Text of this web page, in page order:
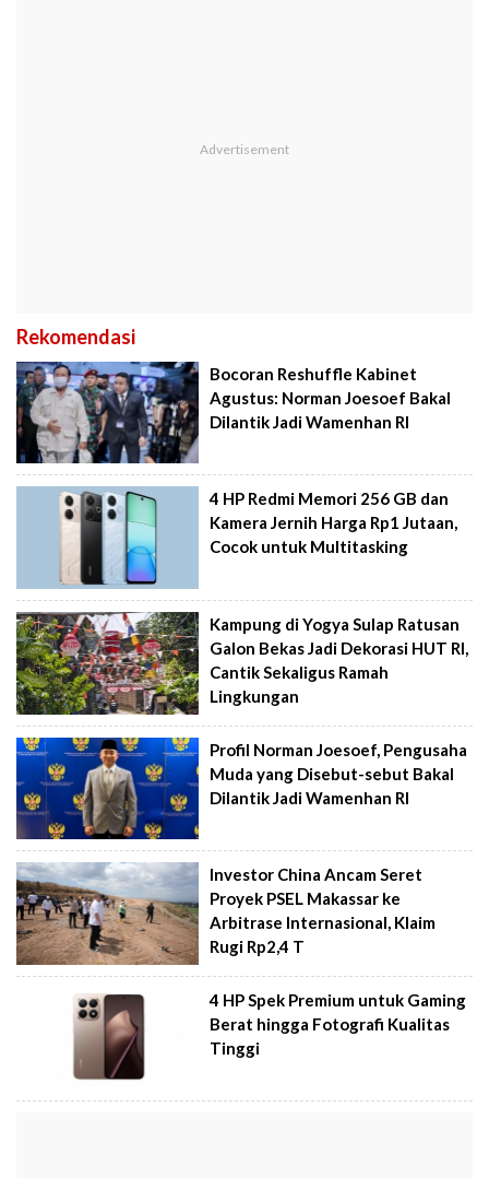
Rekomendasi
Bocoran Reshuffle Kabinet
Agustus: Norman Joesoef Bakal
Dilantik Jadi Wamenhan RI
4 HP Redmi Memori 256 GB dan
Kamera Jernih Harga Rp1 Jutaan,
Cocok untuk Multitasking
Kampung di Yogya Sulap Ratusan
Galon Bekas Jadi Dekorasi HUT RI,
Cantik Sekaligus Ramah
Lingkungan
Profil Norman Joesoef, Pengusaha
Muda yang Disebut-sebut Bakal
Dilantik Jadi Wamenhan RI
Investor China Ancam Seret
Proyek PSEL Makassar ke
Arbitrase Internasional, Klaim
Rugi Rp2,4 T
4 HP Spek Premium untuk Gaming
Berat hingga Fotografi Kualitas
Tinggi